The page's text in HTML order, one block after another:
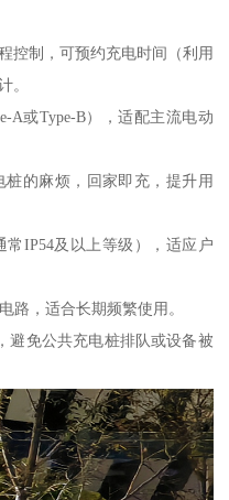
控制，可预约充电时间（利用
。
A或Type-B），适配主流电动
的麻烦，回家即充，提升用
IP54及以上等级），适应户
路，适合长期频繁使用。
避免公共充电桩排队或设备被